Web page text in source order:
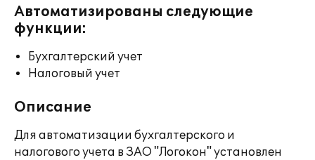
Автоматизированы следующие
функции:
Бухгалтерский учет
Налоговый учет
Описание
Для автоматизации бухгалтерского и
налогового учета в ЗАО "Логокон" установлен